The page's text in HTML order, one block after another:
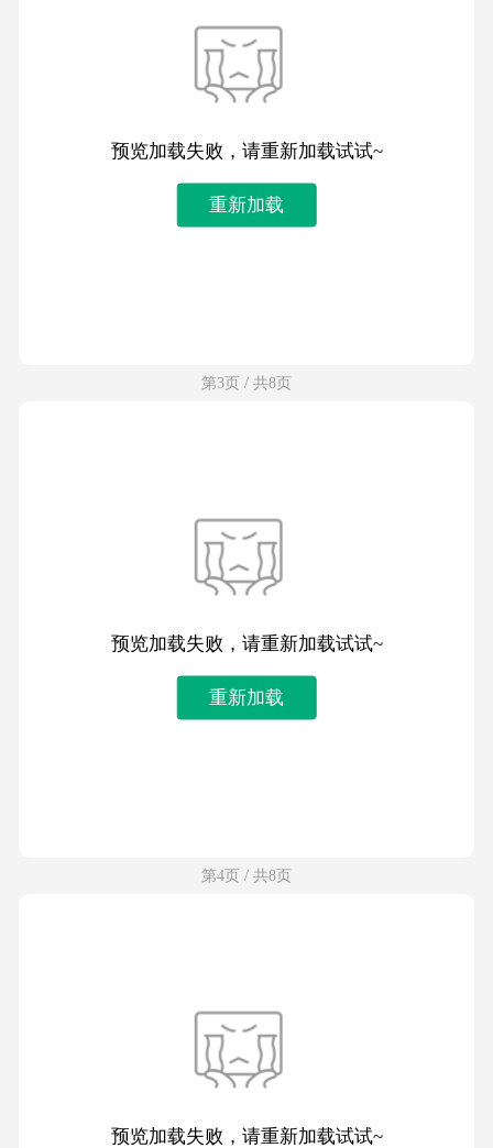
预览加载失败，请重新加载试试~
重新加载
第3页 / 共8页
预览加载失败，请重新加载试试~
重新加载
第4页 / 共8页
预览加载失败，请重新加载试试~